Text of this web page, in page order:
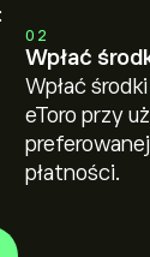
02
Wpłać
Wpłać
eToro przy
płatności.